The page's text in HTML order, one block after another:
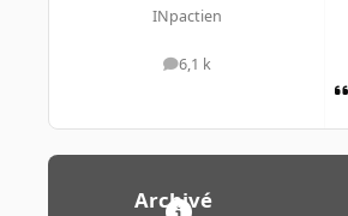
INpactien
6,1 k
messages
Archivé